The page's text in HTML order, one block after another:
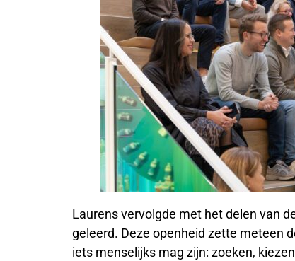
Laurens vervolgde met het delen van
geleerd. Deze openheid zette meteen
iets menselijks mag zijn: zoeken,